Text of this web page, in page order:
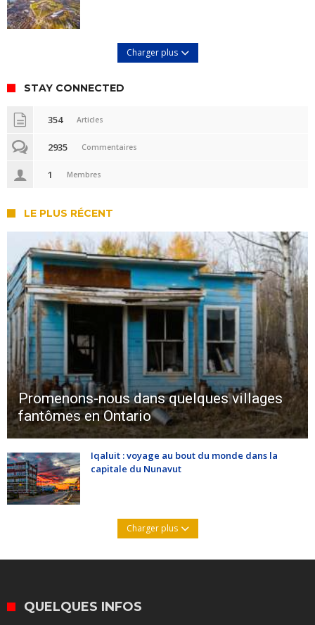
Charger plus
STAY CONNECTED
354 Articles
2935 Commentaires
1 Membres
LE PLUS RÉCENT
Promenons-nous dans quelques villages
fantômes en Ontario
Iqaluit : voyage au bout du monde dans la
capitale du Nunavut
Charger plus
QUELQUES INFOS